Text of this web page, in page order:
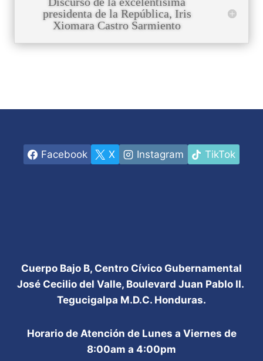
presidenta de la República, Iris
Xiomara Castro Sarmiento
Facebook X Instagram TikTok
Cuerpo Bajo B, Centro Cívico Gubernamental
José Cecilio del Valle, Boulevard Juan Pablo II.
Tegucigalpa M.D.C. Honduras.
Horario de Atención de Lunes a Viernes de
8:00am a 4:00pm